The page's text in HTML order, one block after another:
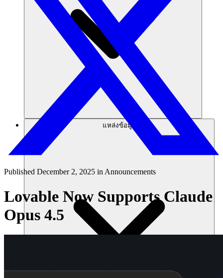
แหล่งข้อมูล
Published December 2, 2025 inAnnouncements
Lovable Now Supports Claude
Opus 4.5